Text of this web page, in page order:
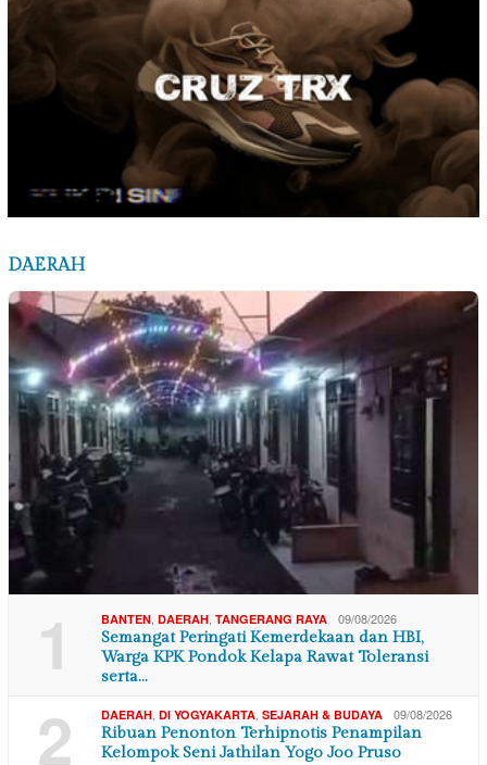
DAERAH
1 BANTEN DAERAH TANGERANG RAYA 09/08/2026
Semangat Peringati Kemerdekaan dan HBI,
Warga KPK Pondok Kelapa Rawat Toleransi
serta…
2 DAERAH DI YOGYAKARTA SEJARAH & BUDAYA 09/08/2026
Ribuan Penonton Terhipnotis Penampilan
Kelompok Seni Jathilan Yogo Joo Pruso